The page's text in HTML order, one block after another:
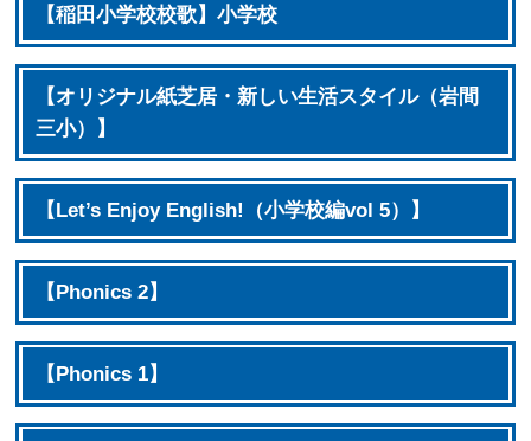
【稲田小学校校歌】小学校
【オリジナル紙芝居・新しい生活スタイル（岩間
三小）】
【Let’s Enjoy English!（小学校編vol 5）】
【Phonics 2】
【Phonics 1】